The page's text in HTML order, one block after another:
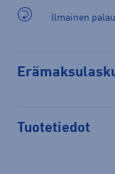
Ilmainen
Tuotetiedot